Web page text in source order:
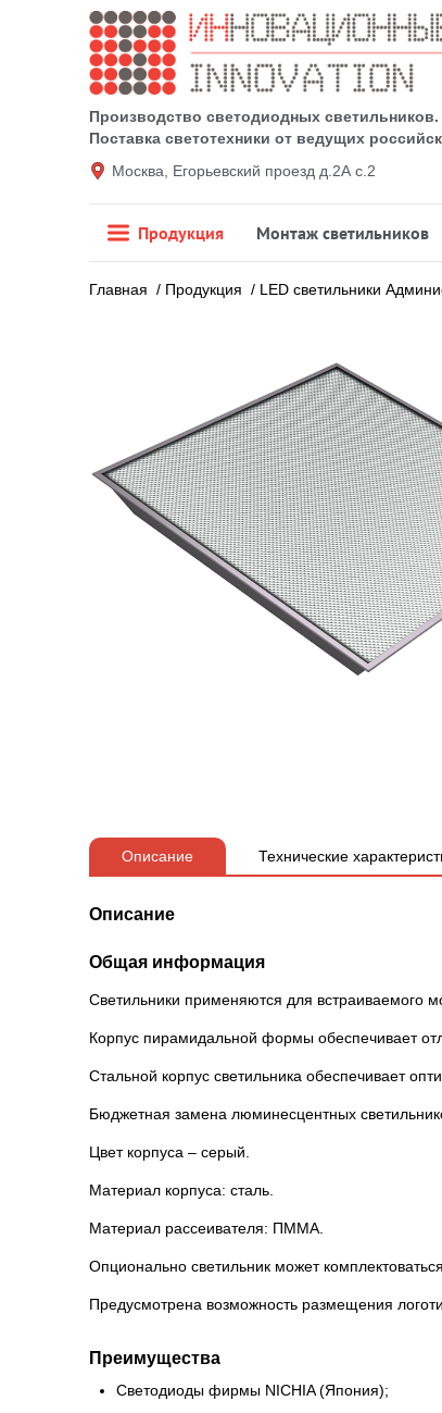
Производство светодиодных светильников.
Поставка светотехники от ведущих
Москва, Егорьевский проезд д.2А с.2
Продукция Монтаж светильников
Главная / Продукция / LED светильники
Описание Технические
Описание
Общая информация
Светильники применяются для встраиваемого
Корпус пирамидальной формы обеспечивает
Стальной корпус светильника обеспечивает
Бюджетная замена люминесцентных
Цвет корпуса – серый.
Материал корпуса: сталь.
Материал рассеивателя: ПММА.
Опционально светильник может
Предусмотрена возможность размещения
Преимущества
Светодиоды фирмы NICHIA (Япония);